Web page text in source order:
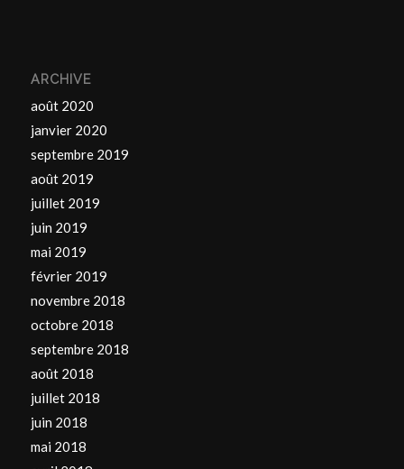
ARCHIVE
août 2020
janvier 2020
septembre 2019
août 2019
juillet 2019
juin 2019
mai 2019
février 2019
novembre 2018
octobre 2018
septembre 2018
août 2018
juillet 2018
juin 2018
mai 2018